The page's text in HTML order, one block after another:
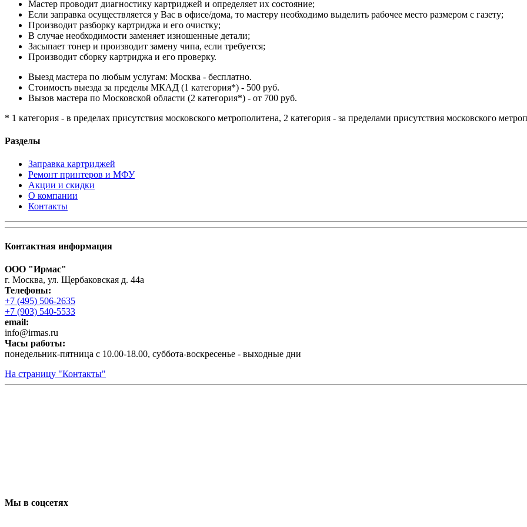
Мастер проводит диагностику картриджей и определяет их состояние;
Если заправка осуществляется у Вас в офисе/дома, то мастеру необходимо выделить рабочее место размером с газету;
Производит разборку картриджа и его очистку;
В случае необходимости заменяет изношенные детали;
Засыпает тонер и производит замену чипа, если требуется;
Производит сборку картриджа и его проверку.
Выезд мастера по любым услугам: Москва - бесплатно.
Стоимость выезда за пределы МКАД (1 категория*) - 500 руб.
Вызов мастера по Московской области (2 категория*) - от 700 руб.
* 1 категория - в пределах присутствия московского метрополитена, 2 категория - за пределами присутствия московского
Разделы
Заправка картриджей
Ремонт принтеров и МФУ
Акции и скидки
О компании
Контакты
Контактная информация
ООО "Ирмас"
г. Москва, ул. Щербаковская д. 44а
Телефоны:
+7 (495) 506-2635
+7 (903) 540-5533
email:
infо@irmas.ru
Часы работы:
понедельник-пятница с 10.00-18.00, суббота-воскресенье - выходные дни
На страницу "Контакты"
Мы в соцсетях